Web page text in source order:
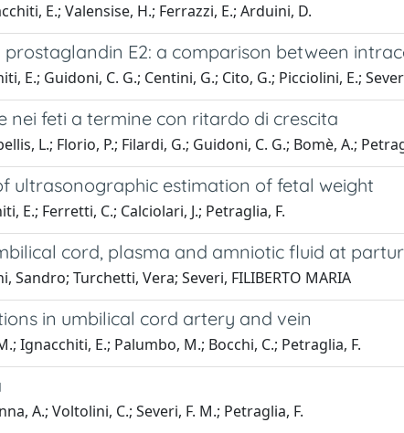
E.; Valensise, H.; Ferrazzi, E.; Arduini, D.
E2: a comparison between
E.; Guidoni, C. G.; Centini, G.; Cito, G.; Picciolini, E.;
nei feti a termine con ritardo di crescita
L.; Florio, P.; Filardi, G.; Guidoni, C. G.; Bomè, A.;
ultrasonographic estimation of fetal weight
E.; Ferretti, C.; Calciolari, J.; Petraglia, F.
cord, plasma and amniotic fluid at
Turchetti, Vera; Severi, FILIBERTO MARIA
in umbilical cord artery and vein
Ignacchiti, E.; Palumbo, M.; Bocchi, C.; Petraglia, F.
A.; Voltolini, C.; Severi, F. M.; Petraglia, F.